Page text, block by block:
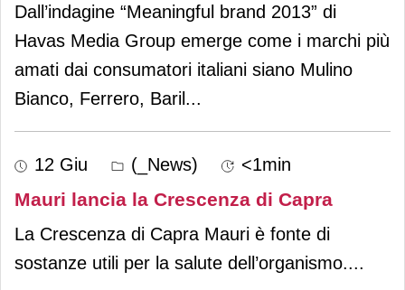
Dall’indagine “Meaningful brand 2013” di
Havas Media Group emerge come i marchi più
amati dai consumatori italiani siano Mulino
Bianco, Ferrero, Baril ...
12 Giu (_News) <1min
Mauri lancia la Crescenza di Capra
La Crescenza di Capra Mauri è fonte di
sostanze utili per la salute dell’organismo....